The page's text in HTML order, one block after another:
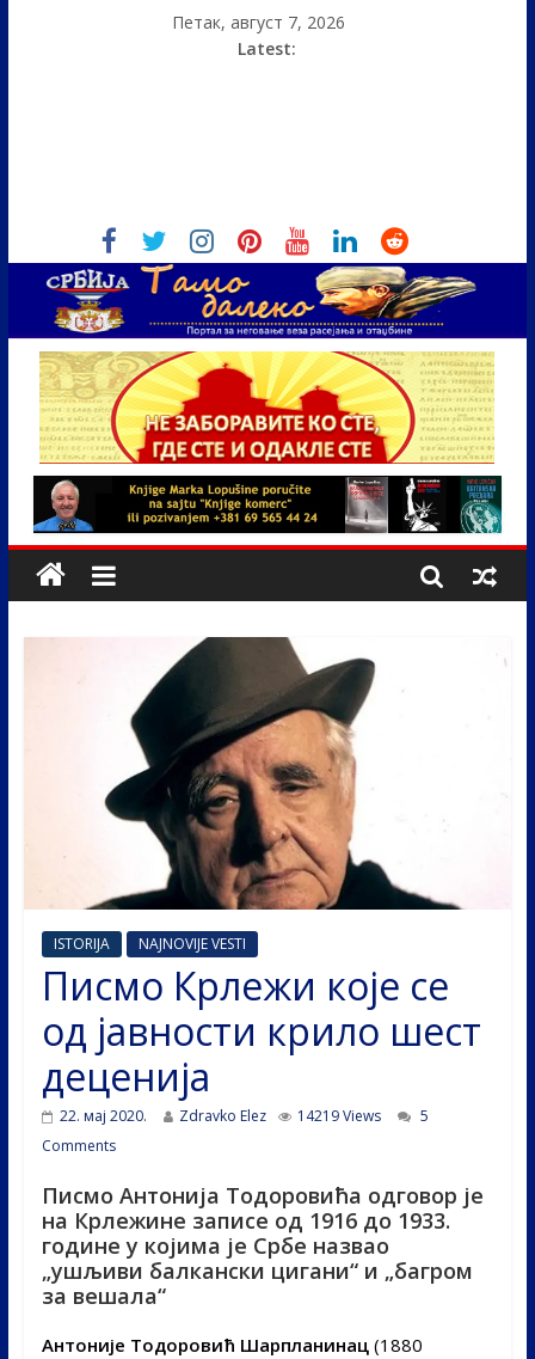
Петак, август 7, 2026
Latest:
ISTORIJA NAJNOVIJE VESTI
Писмо Крлежи које се
од јавности крило шест
деценија
22. мај 2020. Zdravko Elez 14219 Views
5
Comments
Писмо Антонија Тодоровића одговор је
на Крлежине записе од 1916 до 1933.
године у којима је Србе назвао
„ушљиви балкански цигани“ и „багром
за вешала“
Антоније Тодоровић Шарпланинац(1880